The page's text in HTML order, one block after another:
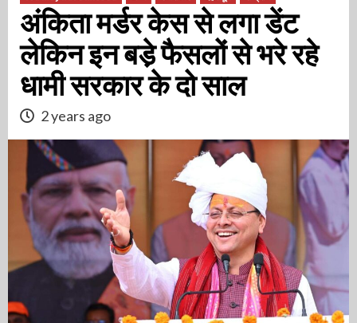
अंकिता मर्डर केस से लगा डेंट
लेकिन इन बडे़ फैसलों से भरे रहे
धामी सरकार के दो साल
2 years ago